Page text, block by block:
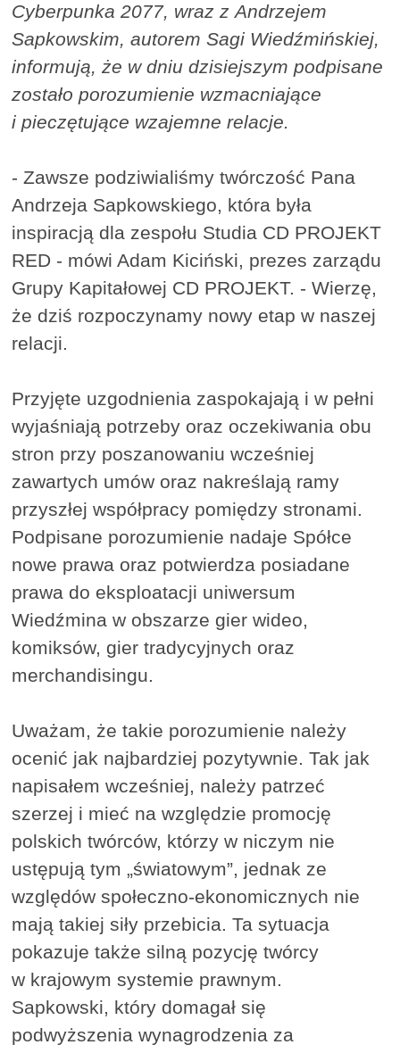
Cyberpunka 2077, wraz z Andrzejem
Sapkowskim, autorem Sagi Wiedźmińskiej,
informują, że w dniu dzisiejszym podpisane
zostało porozumienie wzmacniające
i pieczętujące wzajemne relacje.
- Zawsze podziwialiśmy twórczość Pana
Andrzeja Sapkowskiego, która była
inspiracją dla zespołu Studia CD PROJEKT
RED - mówi Adam Kiciński, prezes zarządu
Grupy Kapitałowej CD PROJEKT. - Wierzę,
że dziś rozpoczynamy nowy etap w naszej
relacji.
Przyjęte uzgodnienia zaspokajają i w pełni
wyjaśniają potrzeby oraz oczekiwania obu
stron przy poszanowaniu wcześniej
zawartych umów oraz nakreślają ramy
przyszłej współpracy pomiędzy stronami.
Podpisane porozumienie nadaje Spółce
nowe prawa oraz potwierdza posiadane
prawa do eksploatacji uniwersum
Wiedźmina w obszarze gier wideo,
komiksów, gier tradycyjnych oraz
merchandisingu.
Uważam, że takie porozumienie należy
ocenić jak najbardziej pozytywnie. Tak jak
napisałem wcześniej, należy patrzeć
szerzej i mieć na względzie promocję
polskich twórców, którzy w niczym nie
ustępują tym „światowym”, jednak ze
względów społeczno-ekonomicznych nie
mają takiej siły przebicia. Ta sytuacja
pokazuje także silną pozycję twórcy
w krajowym systemie prawnym.
Sapkowski, który domagał się
podwyższenia wynagrodzenia za